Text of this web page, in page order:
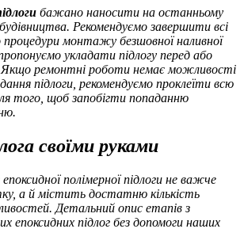
бажано наносити на останньому
Рекомендуємо завершити всі
монтажу безшовної наливної
укладати підлогу перед або
ремонтні роботи немає можливості
підлоги, рекомендуємо проклеїти всю
того, щоб запобігти попаданню
своїми руками
полімерної підлоги не важче
а й містить достатню кількість
Детальний опис етапів з
епоксидних підлог без допомоги наших